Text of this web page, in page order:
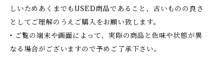
しいためあくまでもUSED商品であること、古いものの良さ
としてご理解のうえご購入をお願い致します。
• ご覧の端末や画面によって、実際の商品と色味や状態が異
なる場合がございますので予めご了承下さい。